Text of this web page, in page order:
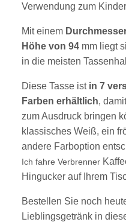
Verwendung zum
Mit einem
Höhe von 94 mm liegt
in die meisten
Diese Tasse ist in 7
Farben erhältlich,
zum Ausdruck bringen
klassisches Weiß, ein
andere Farboption
Ich fahre Verbrenner
Hingucker auf Ihrem
Bestellen Sie noch
Lieblingsgetränk in